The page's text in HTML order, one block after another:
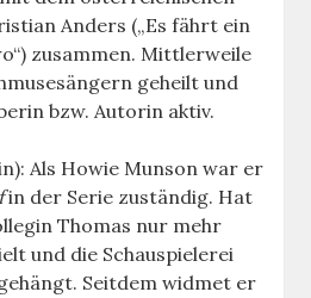
Anders („Es fährt ein
zusammen. Mittlerweile
geheilt und
bzw. Autorin aktiv.
Als Howie Munson war er
in der Serie zuständig. Hat
Thomas nur mehr
und die Schauspielerei
Seitdem widmet er